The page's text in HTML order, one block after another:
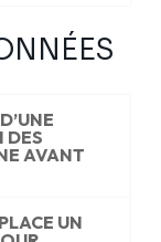
DES
AVANT
UN